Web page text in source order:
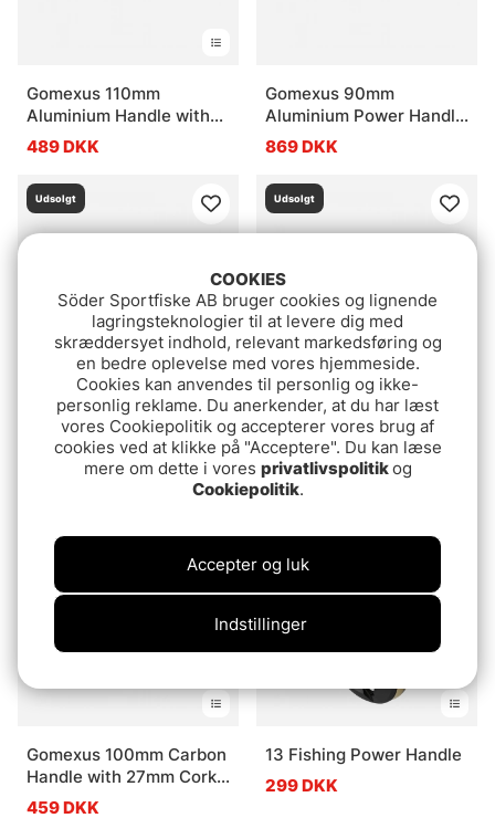
Gomexus 110mm
Aluminium Handle with
35mm TPE Knob
489 DKK
Gomexus 90mm
Aluminium Power Handle
with 45mm Titanium
Knob - Black & Gold
869 DKK
Udsolgt
Gomexus 70mm
Aluminium Power Handle
with 45mm Knob - Black
759 DKK
Udsolgt
Gomexus 120mm
Aluminium Handle with
27mm Cork Knob
489 DKK
Gomexus 100mm Carbon
Handle with 27mm Cork
Knob
459 DKK
13 Fishing Power Handle
299 DKK
COOKIES
Söder Sportfiske AB bruger cookies og lignende
lagringsteknologier til at levere dig med
skræddersyet indhold, relevant markedsføring og
en bedre oplevelse med vores hjemmeside.
Cookies kan anvendes til personlig og ikke-
personlig reklame. Du anerkender, at du har læst
vores Cookiepolitik og accepterer vores brug af
cookies ved at klikke på "Acceptere". Du kan læse
mere om dette i vores privatlivspolitikog
Cookiepolitik.
Indstillinger
Accepter og luk